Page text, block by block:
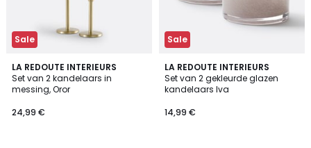
Sale
LA REDOUTE INTERIEURS
Set van 2 kandelaars in
messing, Oror
24,99 €
4,2
/ 5
Sale
LA REDOUTE INTERIEURS
Set van 2 gekleurde glazen
kandelaars Iva
14,99 €
3
/
5